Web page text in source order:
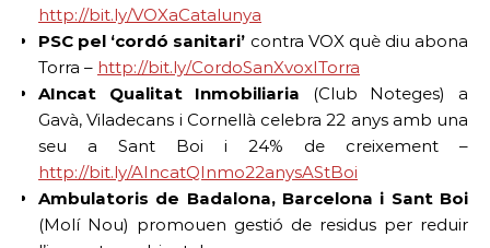
http://bit.ly/VOXaCatalunya
PSC pel ‘cordó sanitari’ contra VOX què diu abona
Torra – http://bit.ly/CordoSanXvoxITorra
AIncat Qualitat Inmobiliaria (Club Noteges) a
Gavà, Viladecans i Cornellà celebra 22 anys amb una
seu a Sant Boi i 24% de creixement –
http://bit.ly/AIncatQInmo22anysAStBoi
Ambulatoris de Badalona, Barcelona i Sant Boi
(Molí Nou) promouen gestió de residus per reduir